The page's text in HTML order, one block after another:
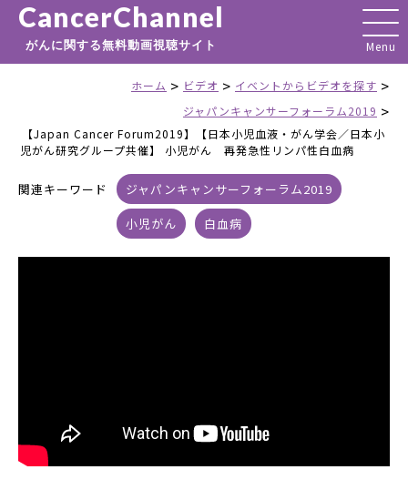
CancerChannel
がんに関する無料動画視聴サイト
ホーム > ビデオ > イベントからビデオを探す >
ジャパンキャンサーフォーラム2019 >
【Japan Cancer Forum2019】【日本小児血液・がん学会／日本小
児がん研究グループ共催】 小児がん 再発急性リンパ性白血病
関連キーワード
ジャパンキャンサーフォーラム2019
小児がん
白血病